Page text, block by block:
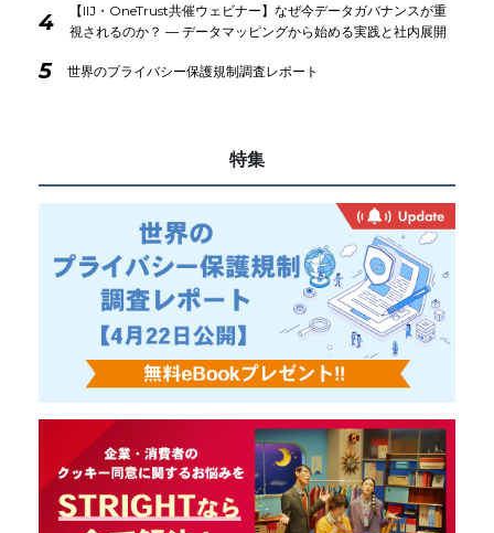
4
【IIJ・OneTrust共催ウェビナー】なぜ今データガバナンスが重
視されるのか？ ― データマッピングから始める実践と社内展開
5 世界のプライバシー保護規制調査レポート
特集